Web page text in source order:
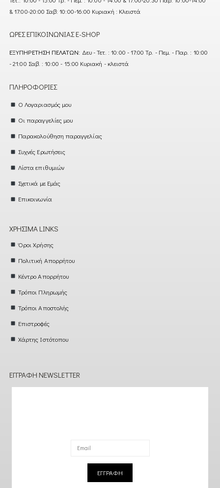
& 17:00-20:00 Σαβ: 10:00-16:00 Κυριακή : Κλειστά
ΏΡΕΣ ΕΠΙΚΟΙΝΩΝΊΑΣ E-SHOP
ΕΞΥΠΗΡΈΤΗΣΗ ΠΕΛΑΤΏΝ: Δευ - Τετ. : 10:00 - 17:00 Τρ. - Πεμ. - Παρ. : 10:00
- 21:00 Σαβ. : 10:00 - 15:00 Κυριακή - κλειστά
ΠΛΗΡΟΦΟΡΊΕΣ
Ο Λογαριασμός μου
Οι παραγγελίες μου
Παρακολούθηση παραγγελίας
Συχνές Ερωτήσεις
Λίστα επιθυμιών
Σχετικά με Εμάς
Επικοινωνία
ΧΡΉΣΙΜΑ LINKS
Όροι Χρήσης
Πολιτική Απορρήτου
Κέντρο Απορρήτου
Τρόποι Πληρωμής
Τρόποι Αποστολής
Επιστροφές
Χάρτης Ιστότοπου
ΕΓΓΡΑΦΉ NEWSLETTER
ΕΓΓΡΑΦΗ